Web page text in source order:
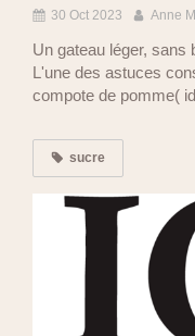
30 Oct 2023 Anne
Un gateau léger, sans
L'une des astuces
compote de pomme(
sucre